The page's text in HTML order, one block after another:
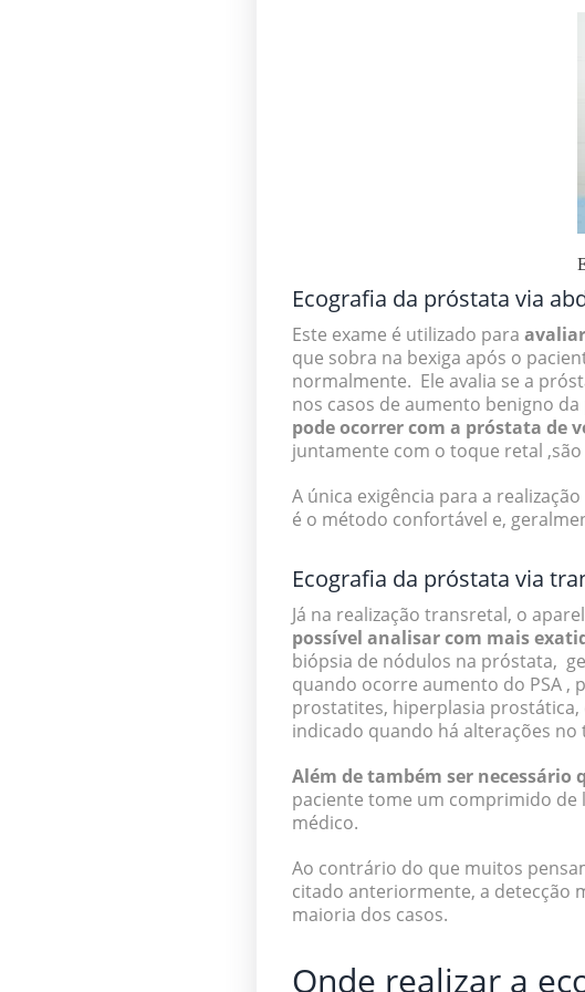
Ecografia da próstata via
Este exame é utilizado para
que sobra na bexiga após o
normalmente. Ele avalia se a
nos casos de aumento benigno
pode ocorrer com a próstata de
juntamente com o toque retal
A única exigência para a
é o método confortável e,
Ecografia da próstata via
Já na realização transretal, o
possível analisar com mais
biópsia de nódulos na próstata,
quando ocorre aumento do PSA ,
prostatites, hiperplasia prostática,
indicado quando há alterações no
Além de também ser necessário
paciente tome um comprimido de
médico.
Ao contrário do que muitos
citado anteriormente, a detecção
maioria dos casos.
Onde realizar a